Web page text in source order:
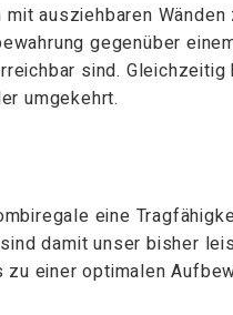
ausziehbaren
gegenüber
sind.
umgekehrt.
eine
damit unser bisher
einer optimalen